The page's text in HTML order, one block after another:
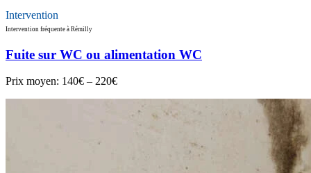
Intervention
Intervention fréquente à Rémilly
Fuite sur WC ou alimentation WC
Prix moyen: 140€ – 220€